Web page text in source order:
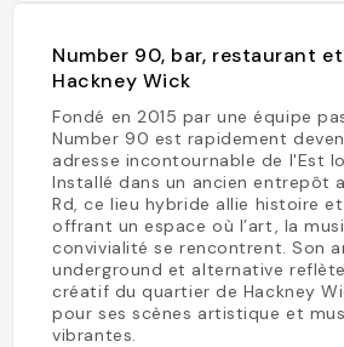
Number 90, bar, restaurant
Hackney Wick
Fondé en 2015 par une équipe
Number 90 est rapidement
adresse incontournable de l'Est
Installé dans un ancien entrepôt
Rd, ce lieu hybride allie histoire
offrant un espace où l’art, la
convivialité se rencontrent. Son
underground et alternative
créatif du quartier de Hackney
pour ses scènes artistique et
vibrantes.